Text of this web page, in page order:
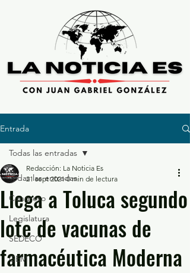
Entrada
Todas las entradas
Congreso
Legislatura
SEDECO
GEM
Todas las entradas
Llega a Toluca segundo
lote de vacunas de
farmacéutica Moderna
Redacción: La Noticia Es
21 sept 2021 0 min de lectura